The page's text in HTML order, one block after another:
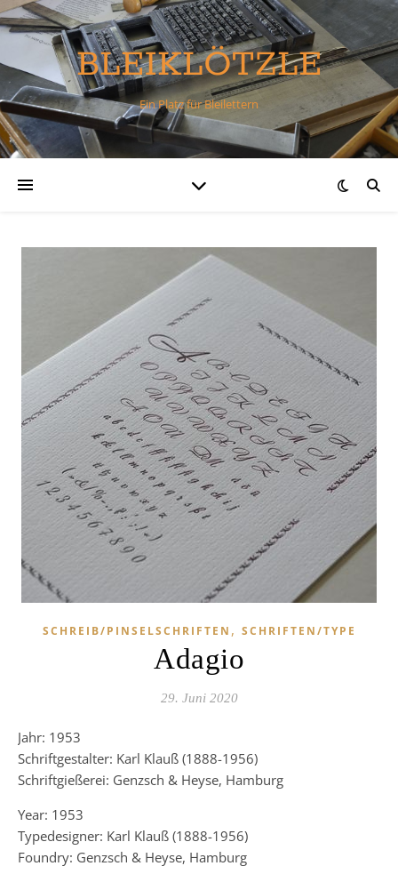
BLEIKLÖTZLE
Ein Platz für Bleilettern
SCHREIB/PINSELSCHRIFTEN , SCHRIFTEN/TYPE
Adagio
29. Juni 2020
Jahr: 1953
Schriftgestalter: Karl Klauß (1888-1956)
Schriftgießerei: Genzsch & Heyse, Hamburg
Year: 1953
Typedesigner: Karl Klauß (1888-1956)
Foundry: Genzsch & Heyse, Hamburg